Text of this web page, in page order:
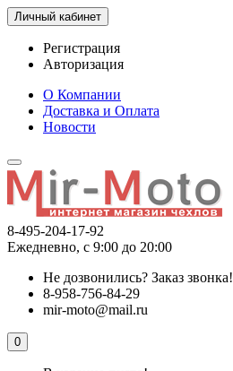
Личный кабинет
Регистрация
Авторизация
О Компании
Доставка и Оплата
Новости
8-495-204-17-92
Ежедневно, с 9:00 до 20:00
Не дозвонились? Заказ звонка!
8-958-756-84-29
mir-moto@mail.ru
0